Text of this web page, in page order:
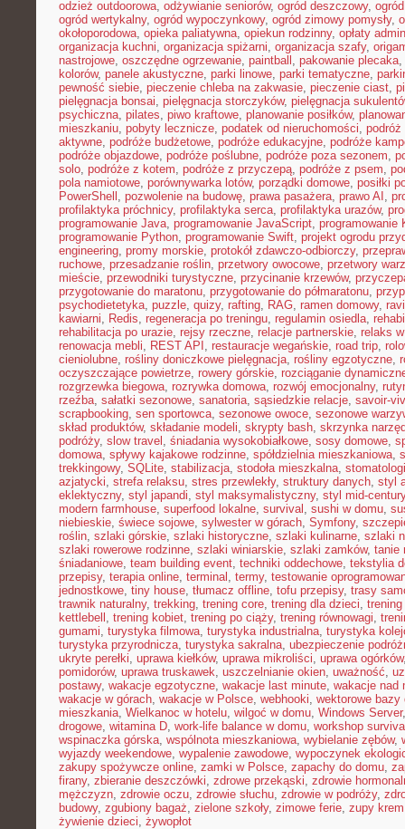
odzież outdoorowa, odżywianie seniorów, ogród deszczowy,
ogród wertykalny, ogród wypoczynkowy, ogród zimowy pomysły,
okołoporodowa, opieka paliatywna, opiekun rodzinny, opłaty
organizacja kuchni, organizacja spiżarni, organizacja szafy,
nastrojowe, oszczędne ogrzewanie, paintball , pakowanie plecaka,
kolorów, panele akustyczne, parki linowe, parki tematyczne,
pewność siebie, pieczenie chleba na zakwasie, pieczenie ciast,
pielęgnacja bonsai, pielęgnacja storczyków, pielęgnacja
psychiczna, pilates, piwo kraftowe, planowanie posiłków,
mieszkaniu, pobyty lecznicze, podatek od nieruchomości, podróż
aktywne, podróże budżetowe, podróże edukacyjne, podróże
podróże objazdowe, podróże poślubne, podróże poza sezonem,
solo, podróże z kotem, podróże z przyczepą, podróże z psem,
pola namiotowe, porównywarka lotów, porządki domowe, posiłki
PowerShell , pozwolenie na budowę, prawa pasażera, prawo AI ,
profilaktyka próchnicy, profilaktyka serca, profilaktyka urazów,
programowanie Java, programowanie JavaScript, programowanie
programowanie Python, programowanie Swift, projekt ogrodu
engineering, promy morskie, protokół zdawczo-odbiorczy,
ruchowe, przesadzanie roślin, przetwory owocowe, przetwory
mieście, przewodniki turystyczne, przycinanie krzewów,
przygotowanie do maratonu, przygotowanie do półmaratonu,
psychodietetyka, puzzle, quizy, rafting, RAG, ramen domowy,
kawiarni, Redis, regeneracja po treningu, regulamin osiedla,
rehabilitacja po urazie, rejsy rzeczne, relacje partnerskie, relaks
renowacja mebli, REST API , restauracje wegańskie, road trip,
cieniolubne, rośliny doniczkowe pielęgnacja, rośliny egzotyczne,
oczyszczające powietrze, rowery górskie, rozciąganie
rozgrzewka biegowa, rozrywka domowa, rozwój emocjonalny,
rzeźba, sałatki sezonowe, sanatoria, sąsiedzkie relacje, savoir-
scrapbooking, sen sportowca, sezonowe owoce, sezonowe
skład produktów, składanie modeli, skrypty bash, skrzynka
podróży, slow travel , śniadania wysokobiałkowe, sosy domowe,
domowa, spływy kajakowe rodzinne, spółdzielnia mieszkaniowa,
trekkingowy, SQLite, stabilizacja, stodoła mieszkalna,
azjatycki, strefa relaksu, stres przewlekły, struktury danych, styl
eklektyczny, styl japandi, styl maksymalistyczny, styl mid-century
modern farmhouse, superfood lokalne, survival , sushi w domu,
niebieskie, świece sojowe, sylwester w górach, Symfony,
roślin, szlaki górskie, szlaki historyczne, szlaki kulinarne, szlaki
szlaki rowerowe rodzinne, szlaki winiarskie, szlaki zamków, tanie
śniadaniowe, team building event, techniki oddechowe, tekstylia
przepisy, terapia online, terminal , termy, testowanie
jednostkowe, tiny house, tłumacz offline, tofu przepisy, trasy
trawnik naturalny, trekking, trening core, trening dla dzieci,
kettlebell , trening kobiet, trening po ciąży, trening równowagi,
gumami, turystyka filmowa, turystyka industrialna, turystyka
turystyka przyrodnicza, turystyka sakralna, ubezpieczenie
ukryte perełki, uprawa kiełków, uprawa mikroliści, uprawa ogórków
pomidorów, uprawa truskawek, uszczelnianie okien, uważność,
postawy, wakacje egzotyczne, wakacje last minute, wakacje nad
wakacje w górach, wakacje w Polsce, webhooki, wektorowe bazy
mieszkania, Wielkanoc w hotelu, wilgoć w domu, Windows Server
drogowe, witamina D, work-life balance w domu, workshop
wspinaczka górska, wspólnota mieszkaniowa, wybielanie zębów,
wyjazdy weekendowe, wypalenie zawodowe, wypoczynek
zakupy spożywcze online, zamki w Polsce, zapachy do domu,
firany, zbieranie deszczówki, zdrowe przekąski, zdrowie
mężczyzn, zdrowie oczu, zdrowie słuchu, zdrowie w podróży,
budowy, zgubiony bagaż, zielone szkoły, zimowe ferie, zupy krem
żywienie dzieci, żywopłot